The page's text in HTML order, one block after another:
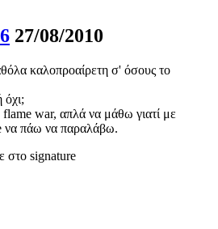
27/08/2010
καλοπροαίρετη σ' όσους το
war, απλά να μάθω γιατί με
να πάω να παραλάβω.
στο signature